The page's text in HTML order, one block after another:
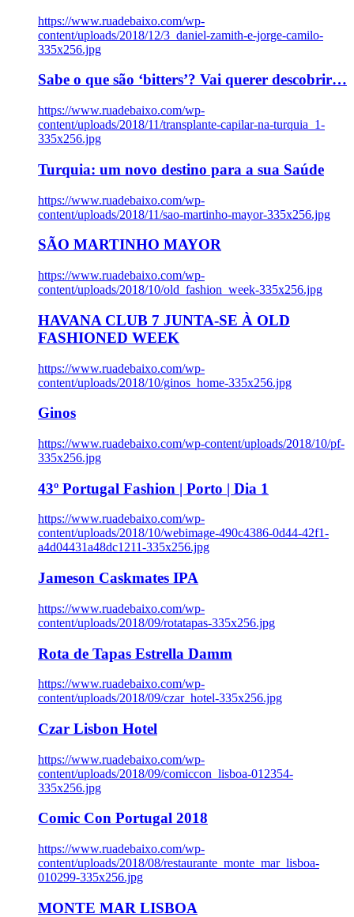
https://www.ruadebaixo.com/wp-
content/uploads/2018/12/3_daniel-zamith-e-jorge-camilo-
335x256.jpg
Sabe o que são ‘bitters’? Vai querer descobrir…
https://www.ruadebaixo.com/wp-
content/uploads/2018/11/transplante-capilar-na-turquia_1-
335x256.jpg
Turquia: um novo destino para a sua Saúde
https://www.ruadebaixo.com/wp-
content/uploads/2018/11/sao-martinho-mayor-335x256.jpg
SÃO MARTINHO MAYOR
https://www.ruadebaixo.com/wp-
content/uploads/2018/10/old_fashion_week-335x256.jpg
HAVANA CLUB 7 JUNTA-SE À OLD
FASHIONED WEEK
https://www.ruadebaixo.com/wp-
content/uploads/2018/10/ginos_home-335x256.jpg
Ginos
https://www.ruadebaixo.com/wp-content/uploads/2018/10/pf-
335x256.jpg
43º Portugal Fashion | Porto | Dia 1
https://www.ruadebaixo.com/wp-
content/uploads/2018/10/webimage-490c4386-0d44-42f1-
a4d04431a48dc1211-335x256.jpg
Jameson Caskmates IPA
https://www.ruadebaixo.com/wp-
content/uploads/2018/09/rotatapas-335x256.jpg
Rota de Tapas Estrella Damm
https://www.ruadebaixo.com/wp-
content/uploads/2018/09/czar_hotel-335x256.jpg
Czar Lisbon Hotel
https://www.ruadebaixo.com/wp-
content/uploads/2018/09/comiccon_lisboa-012354-
335x256.jpg
Comic Con Portugal 2018
https://www.ruadebaixo.com/wp-
content/uploads/2018/08/restaurante_monte_mar_lisboa-
010299-335x256.jpg
MONTE MAR LISBOA